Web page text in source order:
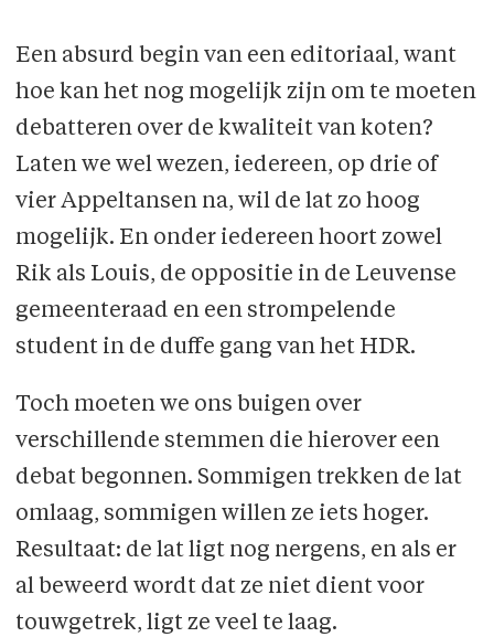
Een absurd begin van een editoriaal, want
hoe kan het nog mogelijk zijn om te moeten
debatteren over de kwaliteit van koten?
Laten we wel wezen, iedereen, op drie of
vier Appeltansen na, wil de lat zo hoog
mogelijk. En onder iedereen hoort zowel
Rik als Louis, de oppositie in de Leuvense
gemeenteraad en een strompelende
student in de duffe gang van het HDR.
Toch moeten we ons buigen over
verschillende stemmen die hierover een
debat begonnen. Sommigen trekken de lat
omlaag, sommigen willen ze iets hoger.
Resultaat: de lat ligt nog nergens, en als er
al beweerd wordt dat ze niet dient voor
touwgetrek, ligt ze veel te laag.